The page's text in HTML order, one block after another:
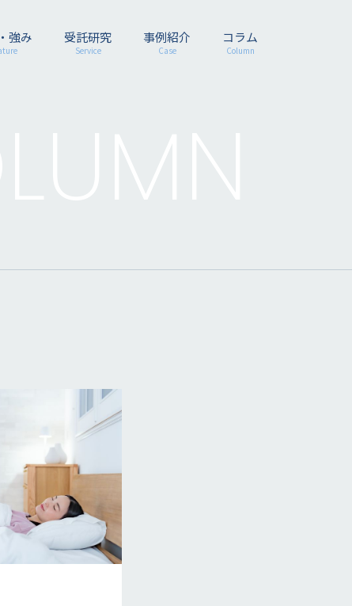
強み 受託研究
Service
事例紹介
Case
コラム
Column